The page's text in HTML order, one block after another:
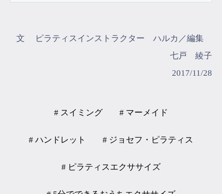
文 ピラティスインストラクター ハルカ／編集
七戸 綾子
2017/11/28
# スイミング # マーメイド
# ハンドレット # ジョセフ・ピラティス
# ピラティスエクササイズ